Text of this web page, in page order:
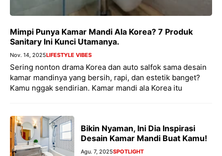
Mimpi Punya Kamar Mandi Ala Korea? 7 Produk
Sanitary Ini Kunci Utamanya.
Nov. 14, 2025LIFESTYLE VIBES
Sering nonton drama Korea dan auto salfok sama desain
kamar mandinya yang bersih, rapi, dan estetik banget?
Kamu nggak sendirian. Kamar mandi ala Korea itu
Bikin Nyaman, Ini Dia Inspirasi
Desain Kamar Mandi Buat Kamu!
Agu. 7, 2025SPOTLIGHT